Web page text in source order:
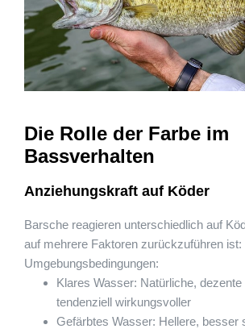
Die Rolle der Farbe im
Bassverhalten
Anziehungskraft auf Köder
Barsche reagieren unterschiedlich auf
auf mehrere Faktoren zurückzuführen ist:
Umgebungsbedingungen:
Klares Wasser: Natürliche,
tendenziell wirkungsvoller
Gefärbtes Wasser: Hellere, besser